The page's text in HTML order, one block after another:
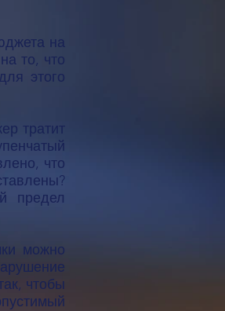
на
то, что
этого
тратит
что
предел
можно
чтобы